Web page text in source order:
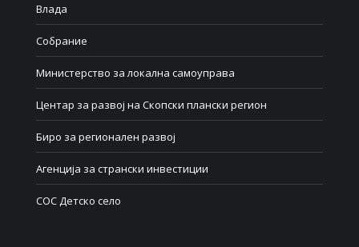
Влада
Собрание
Министерство за локална самоуправа
Центар за развој на Скопски плански регион
Биро за регионален развој
Агенција за странски инвестиции
СОС Детско село